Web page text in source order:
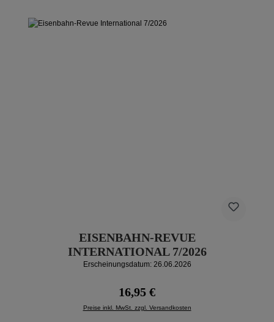
EISENBAHN-REVUE
INTERNATIONAL 7/2026
Erscheinungsdatum: 26.06.2026
Regulärer Preis:
16,95 €
Preise inkl. MwSt. zzgl. Versandkosten